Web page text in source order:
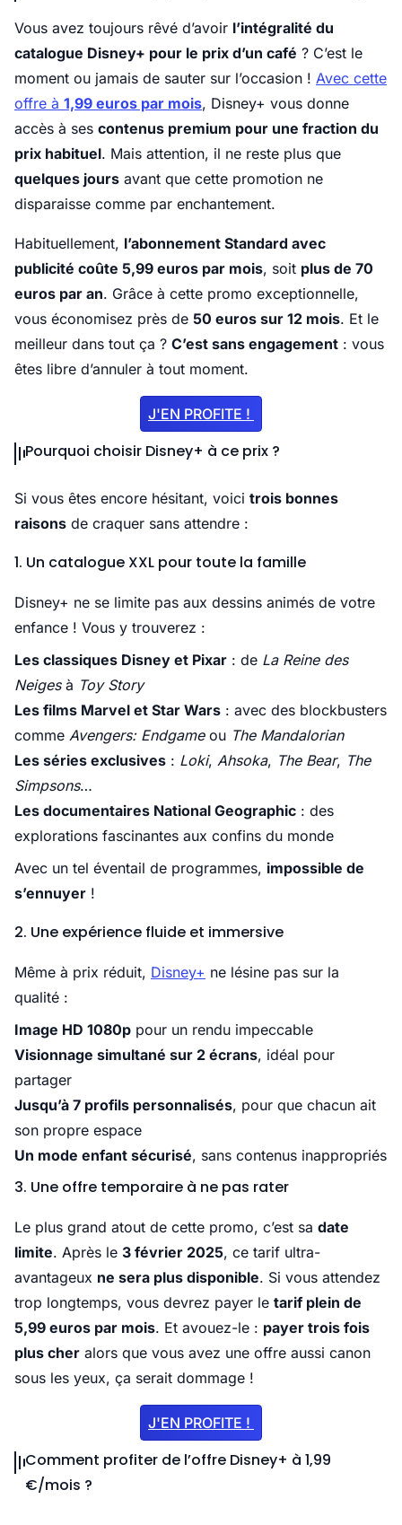
Vous avez toujours rêvé d’avoir l’intégralité du
catalogue Disney+ pour le prix d’un café ? C’est le
moment ou jamais de sauter sur l’occasion ! Avec cette
offre à 1,99 euros par mois, Disney+ vous donne
accès à ses contenus premium pour une fraction du
prix habituel. Mais attention, il ne reste plus que
quelques jours avant que cette promotion ne
disparaisse comme par enchantement.
Habituellement, l’abonnement Standard avec
publicité coûte 5,99 euros par mois, soit plus de 70
euros par an. Grâce à cette promo exceptionnelle,
vous économisez près de 50 euros sur 12 mois. Et le
meilleur dans tout ça ? C’est sans engagement : vous
êtes libre d’annuler à tout moment.
J'EN PROFITE !
Pourquoi choisir Disney+ à ce prix ?
Si vous êtes encore hésitant, voici trois bonnes
raisons de craquer sans attendre :
1. Un catalogue XXL pour toute la famille
Disney+ ne se limite pas aux dessins animés de votre
enfance ! Vous y trouverez :
Les classiques Disney et Pixar : de La Reine des
Neigesà Toy Story
Les films Marvel et Star Wars : avec des blockbusters
comme Avengers: Endgameou The Mandalorian
Les séries exclusives : Loki, Ahsoka, The Bear, The
Simpsons…
Les documentaires National Geographic : des
explorations fascinantes aux confins du monde
Avec un tel éventail de programmes, impossible de
s’ennuyer !
2. Une expérience fluide et immersive
Même à prix réduit, Disney+ ne lésine pas sur la
qualité :
Image HD 1080p pour un rendu impeccable
Visionnage simultané sur 2 écrans, idéal pour
partager
Jusqu’à 7 profils personnalisés, pour que chacun ait
son propre espace
Un mode enfant sécurisé, sans contenus inappropriés
3. Une offre temporaire à ne pas rater
Le plus grand atout de cette promo, c’est sa date
limite. Après le 3 février 2025, ce tarif ultra-
avantageux ne sera plus disponible. Si vous attendez
trop longtemps, vous devrez payer le tarif plein de
5,99 euros par mois. Et avouez-le : payer trois fois
plus cher alors que vous avez une offre aussi canon
sous les yeux, ça serait dommage !
J'EN PROFITE !
Comment profiter de l’offre Disney+ à 1,99
€/mois ?